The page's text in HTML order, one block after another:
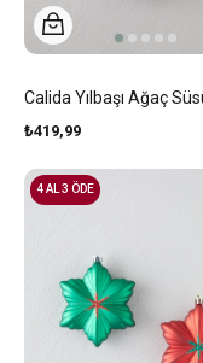
₺419,99
4 AL 3 ÖDE